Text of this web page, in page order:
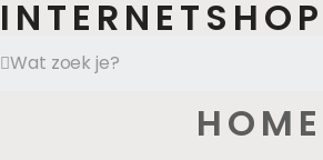
HOME